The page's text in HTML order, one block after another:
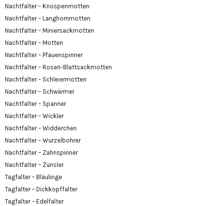
Nachtfalter – Knospenmotten
Nachtfalter – Langhornmotten
Nachtfalter – Miniersackmotten
Nachtfalter – Motten
Nachtfalter – Pfauenspinner
Nachtfalter – Rosen-Blattsackmotten
Nachtfalter – Schleiermotten
Nachtfalter – Schwärmer
Nachtfalter – Spanner
Nachtfalter – Wickler
Nachtfalter – Widderchen
Nachtfalter – Wurzelbohrer
Nachtfalter – Zahnspinner
Nachtfalter – Zünsler
Tagfalter – Bläulinge
Tagfalter – Dickkopffalter
Tagfalter – Edelfalter